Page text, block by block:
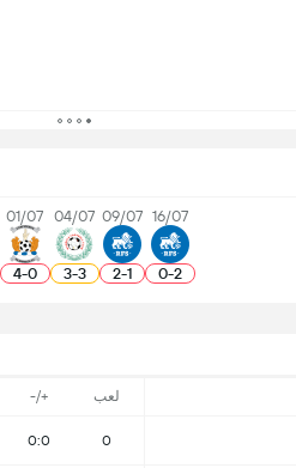
16/07
2
-
0
09/07
1
-
2
04/07
3
-
3
01/07
0
-
4
لعب +/-
0
0:0